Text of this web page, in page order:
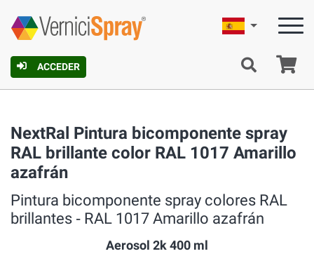
ACCEDER
Español
NextRal Pintura bicomponente spray
RAL brillante color RAL 1017 Amarillo
azafrán
Pintura bicomponente spray colores RAL
brillantes ‐ RAL 1017 Amarillo azafrán
Aerosol 2k 400 ml